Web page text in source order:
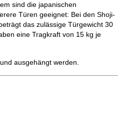
sind die japanischen
Türen geeignet: Bei den Shoji-
das zulässige Türgewicht 30
eine Tragkraft von 15 kg je
ausgehängt werden.